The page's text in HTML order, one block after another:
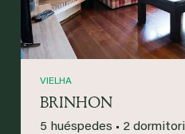
VIELHA
BRINHON
5 huéspedes • 2